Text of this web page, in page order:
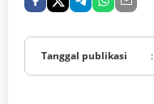
Tanggal publikasi :